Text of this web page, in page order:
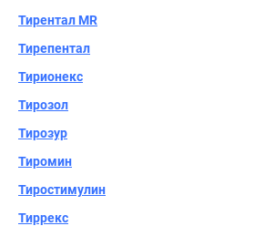
Тирентал MR
Тирепентал
Тирионекс
Тирозол
Тирозур
Тиромин
Тиростимулин
Тиррекс